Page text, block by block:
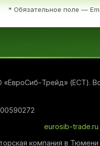
* Обязательное поле —
Трейд» (ЕСТ).
eurosib-trade.ru
компания в Тюмени